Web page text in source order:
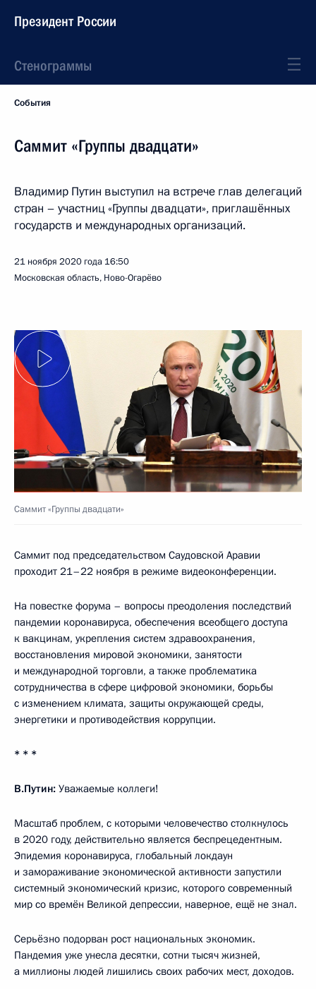
Президент России
Стенограммы
События
Саммит «Группы двадцати»
Владимир Путин выступил на встрече глав делегаций
стран – участниц «Группы двадцати», приглашённых
государств и международных организаций.
21 ноября 2020 года 16:50
Московская область, Ново-Огарёво
Саммит «Группы двадцати»
Саммит под председательством Саудовской Аравии
проходит 21–22 ноября в режиме видеоконференции.
На повестке форума – вопросы преодоления последствий
пандемии коронавируса, обеспечения всеобщего доступа
к вакцинам, укрепления систем здравоохранения,
восстановления мировой экономики, занятости
и международной торговли, а также проблематика
сотрудничества в сфере цифровой экономики, борьбы
с изменением климата, защиты окружающей среды,
энергетики и противодействия коррупции.
* * *
В.Путин: Уважаемые коллеги!
Масштаб проблем, с которыми человечество столкнулось
в 2020 году, действительно является беспрецедентным.
Эпидемия коронавируса, глобальный локдаун
и замораживание экономической активности запустили
системный экономический кризис, которого современный
мир со времён Великой депрессии, наверное, ещё не знал.
Серьёзно подорван рост национальных экономик.
Пандемия уже унесла десятки, сотни тысяч жизней,
а миллионы людей лишились своих рабочих мест, доходов.